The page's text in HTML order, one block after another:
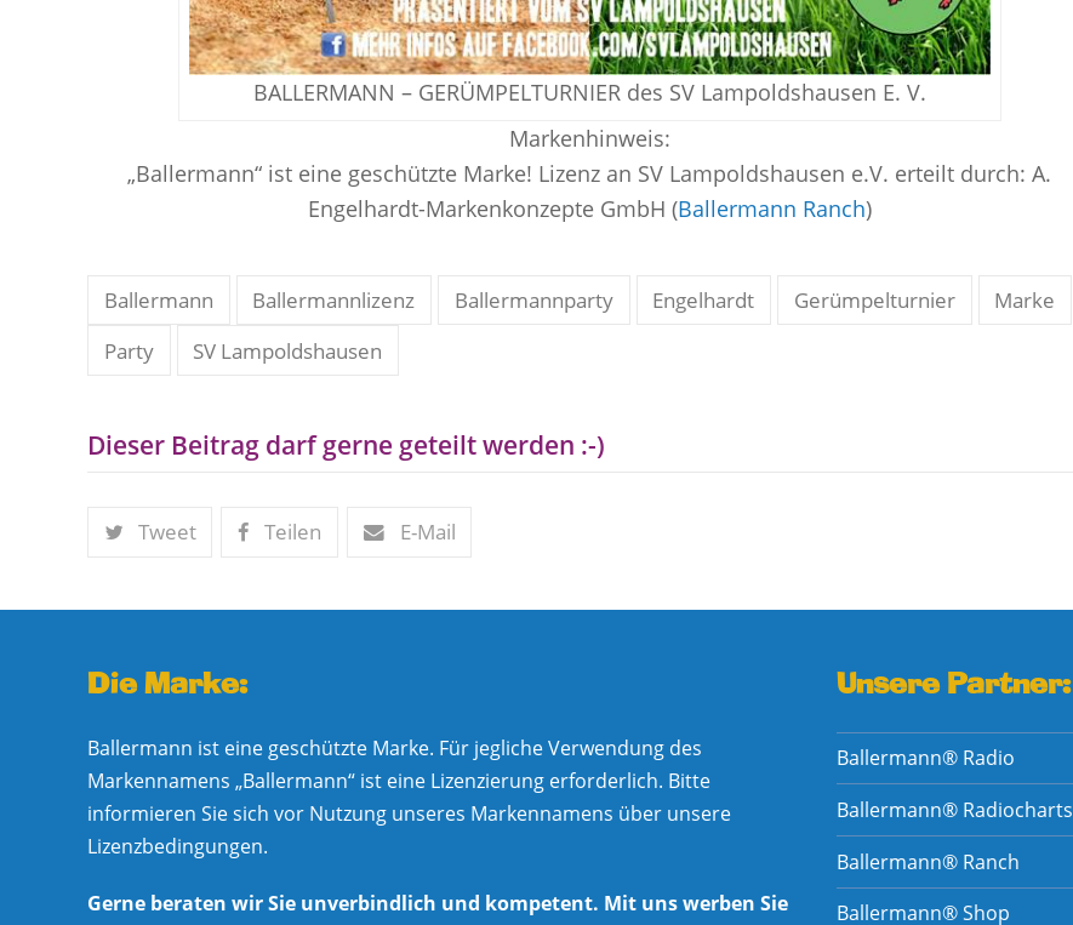
BALLERMANN – GERÜMPELTURNIER des SV Lampoldshausen E. V.
Markenhinweis:
„Ballermann“ ist eine geschützte Marke! Lizenz an SV Lampoldshausen e.V. erteilt durch: A.
Engelhardt-Markenkonzepte GmbH (Ballermann Ranch)
Ballermann Ballermannlizenz Ballermannparty Engelhardt Gerümpelturnier
Marke
Party
SV Lampoldshausen
Dieser Beitrag darf gerne geteilt werden :-)
Tweet Teilen E-Mail
Die Marke:
Ballermann ist eine geschützte Marke. Für jegliche Verwendung des
Markennamens „Ballermann“ ist eine Lizenzierung erforderlich. Bitte
informieren Sie sich vor Nutzung unseres Markennamens über unsere
Lizenzbedingungen.
Gerne beraten wir Sie unverbindlich und kompetent. Mit uns werben Sie
Unsere Partner:
Ballermann® Radio
Ballermann® Radiocharts
Ballermann® Ranch
Ballermann® Shop